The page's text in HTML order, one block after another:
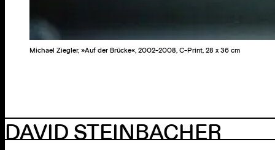
Michael Ziegler, »Auf der Brücke«, 2002-2008, C-Print, 28 x 36 cm
DAVID STEINBACHER